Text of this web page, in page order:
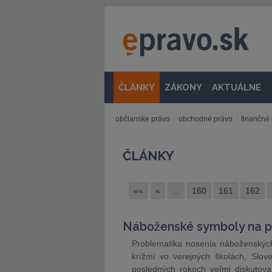
ČLÁNKY ZÁKONY AKTUÁLNE
občianske právo obchodné právo finančné
ČLÁNKY
«« « 160 161 162
Náboženské symboly na
Problematika nosenia
krížmi vo verejných školách,
posledných rokoch veľmi